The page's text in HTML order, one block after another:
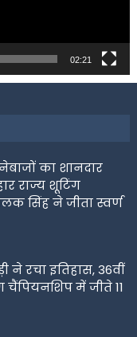
02:21
का शानदार
राज्य शूटिंग
सिंह ने जीता स्वर्ण
ने रचा इतिहास, 36वीं
चैंपियनशिप में जीते 11